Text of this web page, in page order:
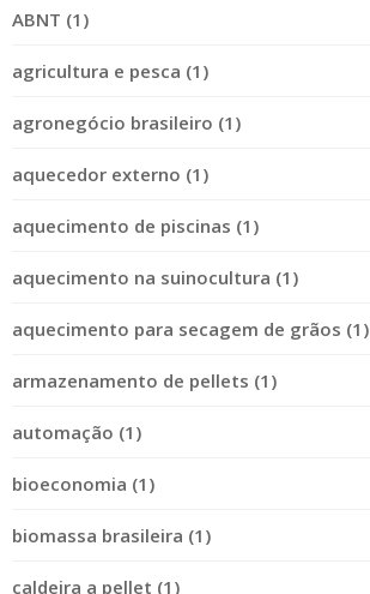
ABNT (1)
agricultura e pesca (1)
agronegócio brasileiro (1)
aquecedor externo (1)
aquecimento de piscinas (1)
aquecimento na suinocultura (1)
aquecimento para secagem de grãos (1)
armazenamento de pellets (1)
automação (1)
bioeconomia (1)
biomassa brasileira (1)
caldeira a pellet (1)